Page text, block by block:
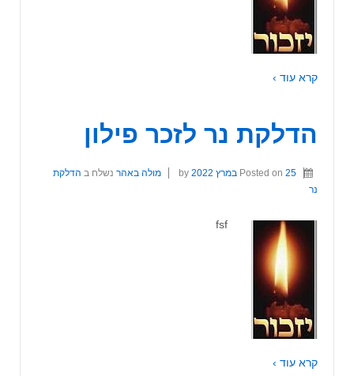
קרא עוד ›
הדלקת נר לזכר פילון
Posted on 25 במרץ 2022 מולה באהר נשלח ב הדלקת
נר
fsf
קרא עוד ›